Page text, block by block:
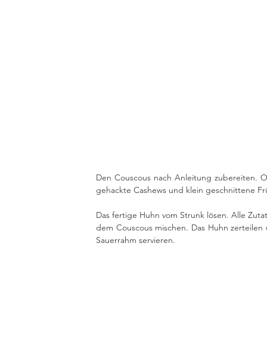
Den Couscous nach Anleitung zubereiten.
gehackte Cashews und klein geschnittene
Das fertige Huhn vom Strunk lösen. Alle
dem Couscous mischen. Das Huhn
Sauerrahm servieren.